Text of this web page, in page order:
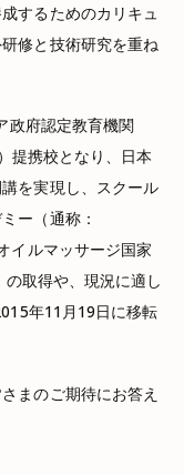
するためのカリキュ
修と技術研究を重ね
政府認定教育機関
提携校となり、日本
を実現し、スクール
ー（通称：
イルマッサージ国家
取得や、現況に適し
年11月19日に移転
まのご期待にお答え